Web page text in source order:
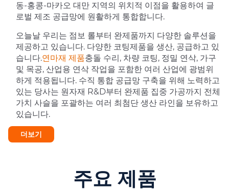
동-홍콩-마카오 대만 지역의 위치적 이점을 활용하여 글
로벌 제조 공급망에 원활하게 통합합니다.
오늘날 우리는 점보 롤부터 완제품까지 다양한 솔루션을
제공하고 있습니다. 다양한 코팅제품을 생산, 공급하고 있
습니다.연마재 제품충돌 수리, 차량 코팅, 정밀 연삭, 가구
및 목공, 산업용 연삭 작업을 포함한 여러 산업에 광범위
하게 적용됩니다. 수직 통합 공급망 구축을 위해 노력하고
있는 당사는 원자재 R&D부터 완제품 집중 가공까지 전체
가치 사슬을 포괄하는 여러 최첨단 생산 라인을 보유하고
있습니다.
더보기
주요 제품